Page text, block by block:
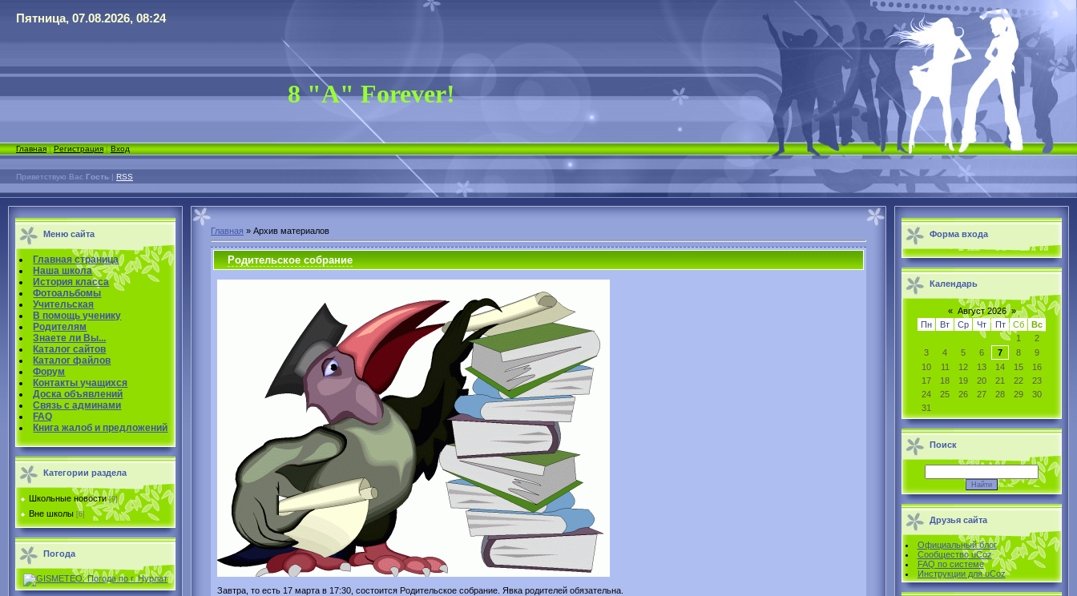
Пятница, 07.08.2026, 08:24
8 "А" Forever!
Главная|Регистрация|Вход
Приветствую Вас Гость | RSS
Меню сайта
Главная страница
Наша школа
История класса
Фотоальбомы
Учительская
В помощь ученику
Родителям
Знаете ли Вы...
Каталог сайтов
Каталог файлов
Форум
Контакты учащихся
Доска объявлений
Связь с админами
FAQ
Книга жалоб и предложений
Категории раздела
Школьные новости [9]
Вне школы [6]
Погода
Главная » Архив материалов
Родительское собрание
Завтра, то есть 17 марта в 17:30, состоится Родительское собрание. Явка родителей обязательна.
Форма входа
Календарь
« Август 2026 »
Пн
Вт Ср Чт Пт Сб
Вс
1
2
3
4 5 6 7 8
9
10
11 12 13 14 15
16
17
18 19 20 21 22
23
24
25 26 27 28 29
30
31
Поиск
Друзья сайта
Официальный блог
Сообщество uCoz
FAQ по системе
Инструкции для uCoz